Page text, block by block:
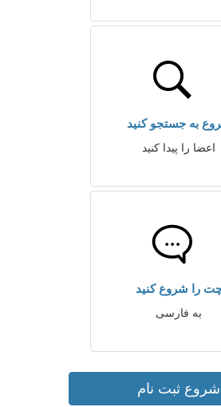
به جستجو کنید
اعضا را پیدا کنید
را شروع کنید
به فارسی
شروع ثبت نام